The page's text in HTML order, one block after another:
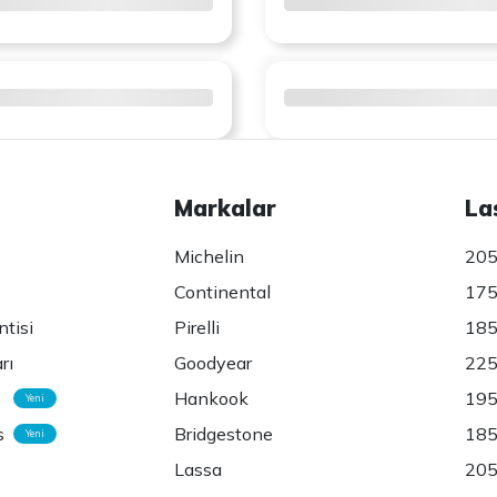
Yeni
Yeni
Markalar
Michelin
Continental
Pirelli
Goodyear
Hankook
Bridgestone
Lassa